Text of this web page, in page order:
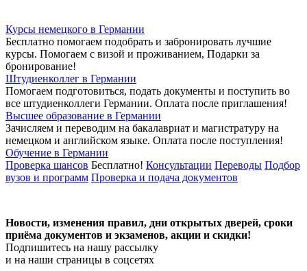
Курсы немецкого в Германии
Бесплатно помогаем подобрать и забронировать лучшие
курсы. Помогаем с визой и проживанием, Подарки за
бронирование!
Штудиенколлег в Германии
Помогаем подготовиться, подать документы и поступить во
все штудиенколлеги Германии. Оплата после приглашения!
Высшее образование в Германии
Зачисляем и переводим на бакалавриат и магистратуру на
немецком и английском языке. Оплата после поступления!
Обучение в Германии
Проверка шансов Бесплатно! Консультации Переводы Подбор
вузов и программ Проверка и подача документов
Новости, изменения правил, дни открытых дверей, сроки
приёма документов и экзаменов, акции и скидки!
Подпишитесь на нашу рассылку
и на наши страницы в соцсетях